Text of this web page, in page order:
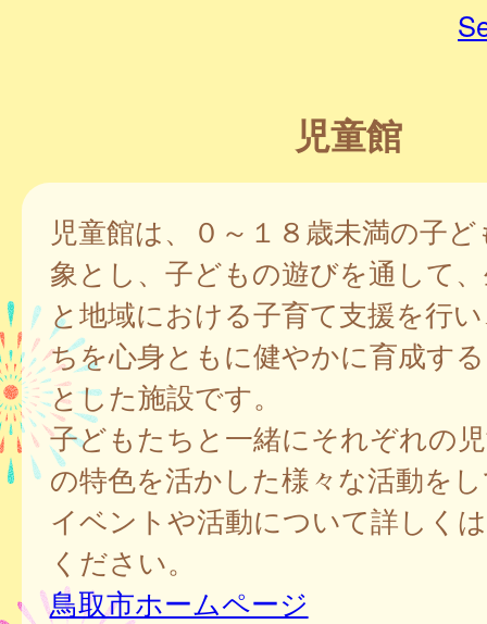
児童館
児童館は、０～１８歳未満の子
象とし、子どもの遊びを通して
と地域における子育て支援を行
ちを心身ともに健やかに育成す
とした施設です。
子どもたちと一緒にそれぞれの
の特色を活かした様々な活動を
イベントや活動について詳しく
ください。
鳥取市ホームページ